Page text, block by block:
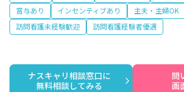
賞与あり
インセンティブあり 主夫・主婦OK
訪問看護未経験歓迎
訪問看護経験者優遇
ナスキャリ相談窓口に
無料相談してみる
問
画